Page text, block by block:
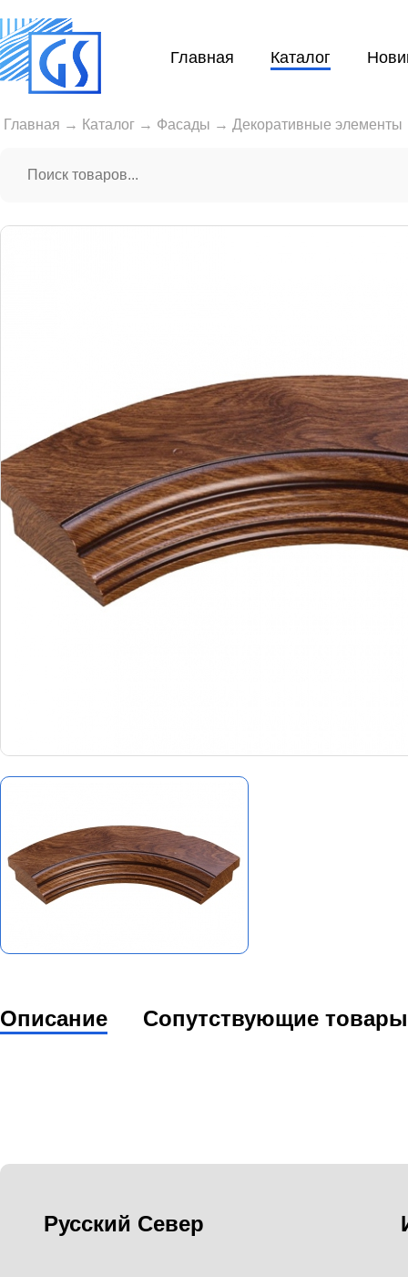
Главная Каталог
Главная → Каталог → Фасады → Декоративные элементы
Описание Сопутствующие товары
Русский Север